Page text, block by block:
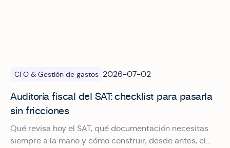
CFO & Gestión de gastos 2026-07-02
Auditoría fiscal del SAT: checklist para pasarla
sin fricciones
Qué revisa hoy el SAT, qué documentación necesitas
siempre a la mano y cómo construir, desde antes, el